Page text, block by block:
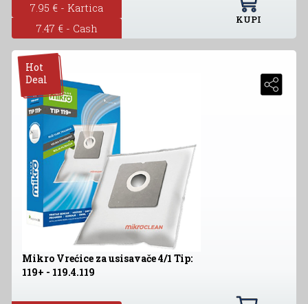
7.95 € - Kartica
7.47 € - Cash
KUPI
Hot
Deal
Mikro Vrećice za usisavače 4/1 Tip:
119+ - 119.4.119